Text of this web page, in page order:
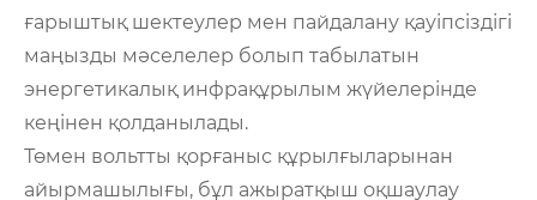
ғарыштық шектеулер мен пайдалану қауіпсіздігі
маңызды мәселелер болып табылатын
энергетикалық инфрақұрылым жүйелерінде
кеңінен қолданылады.
Төмен вольтты қорғаныс құрылғыларынан
айырмашылығы, бұл ажыратқыш оқшаулау